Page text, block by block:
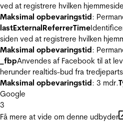
ved at registrere hvilken
Maksimal opbevaringstid:
lastExternalReferrerTime
siden ved at registrere hvilken
Maksimal opbevaringstid:
_fbpAnvendes af Facebook til at
herunder realtids-bud fra
Maksimal opbevaringstid: 3 mdr.
Google
3
Få mere at vide om denne udbyder